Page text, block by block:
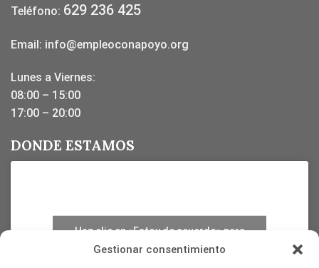
Gestionar consentimiento
Teléfono: 629 236 425
Email: info@empleoconapoyo.org
Lunes a Viernes:
08:00 – 15:00
17:00 – 20:00
DONDE ESTAMOS
Haz clic en «Estoy de acuerdo» para
activar Google maps